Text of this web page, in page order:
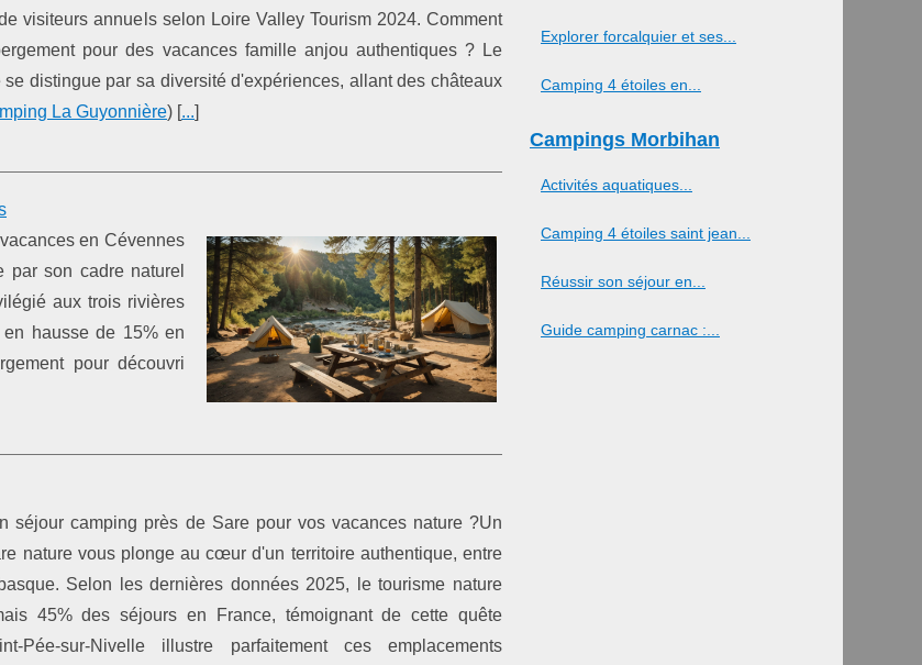
visiteurs annuels selon Loire Valley Tourism 2024. Comment
pour des vacances famille anjou authentiques ? Le
distingue par sa diversité d'expériences, allant des châteaux
La Guyonnière) [...]
en Cévennes
par son cadre naturel
aux trois rivières
hausse de 15% en
pour découvri
séjour camping près de Sare pour vos vacances nature ?Un
nature vous plonge au cœur d'un territoire authentique, entre
Selon les dernières données 2025, le tourisme nature
45% des séjours en France, témoignant de cette quête
Pée-sur-Nivelle illustre parfaitement ces emplacements
Explorer forcalquier et ses...
Camping 4 étoiles en...
Campings Morbihan
Activités aquatiques...
Camping 4 étoiles saint jean...
Réussir son séjour en...
Guide camping carnac :...